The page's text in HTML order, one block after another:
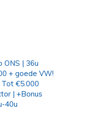
ONS | 36u
+ goede VW!
€5.000
| +Bonus
40u